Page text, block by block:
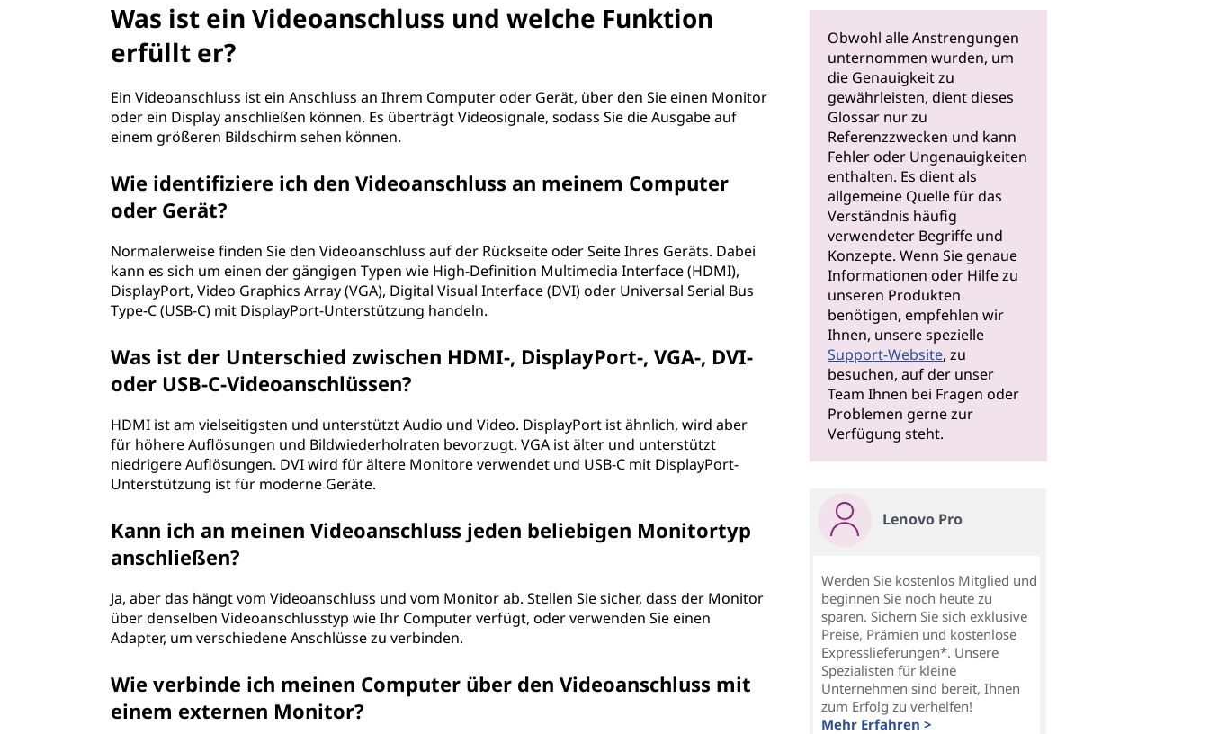
Was ist ein Videoanschluss und welche Funktion
erfüllt er?
Ein Videoanschluss ist ein Anschluss an Ihrem Computer oder Gerät, über den Sie einen Monitor
oder ein Display anschließen können. Es überträgt Videosignale, sodass Sie die Ausgabe auf
einem größeren Bildschirm sehen können.
Wie identifiziere ich den Videoanschluss an meinem Computer
oder Gerät?
Normalerweise finden Sie den Videoanschluss auf der Rückseite oder Seite Ihres Geräts. Dabei
kann es sich um einen der gängigen Typen wie High-Definition Multimedia Interface (HDMI),
DisplayPort, Video Graphics Array (VGA), Digital Visual Interface (DVI) oder Universal Serial Bus
Type-C (USB-C) mit DisplayPort-Unterstützung handeln.
Was ist der Unterschied zwischen HDMI-, DisplayPort-, VGA-, DVI-
oder USB-C-Videoanschlüssen?
HDMI ist am vielseitigsten und unterstützt Audio und Video. DisplayPort ist ähnlich, wird aber
für höhere Auflösungen und Bildwiederholraten bevorzugt. VGA ist älter und unterstützt
niedrigere Auflösungen. DVI wird für ältere Monitore verwendet und USB-C mit DisplayPort-
Unterstützung ist für moderne Geräte.
Kann ich an meinen Videoanschluss jeden beliebigen Monitortyp
anschließen?
Ja, aber das hängt vom Videoanschluss und vom Monitor ab. Stellen Sie sicher, dass der Monitor
über denselben Videoanschlusstyp wie Ihr Computer verfügt, oder verwenden Sie einen
Adapter, um verschiedene Anschlüsse zu verbinden.
Wie verbinde ich meinen Computer über den Videoanschluss mit
einem externen Monitor?
Obwohl alle Anstrengungen
unternommen wurden, um
die Genauigkeit zu
gewährleisten, dient dieses
Glossar nur zu
Referenzzwecken und kann
Fehler oder Ungenauigkeiten
enthalten. Es dient als
allgemeine Quelle für das
Verständnis häufig
verwendeter Begriffe und
Konzepte. Wenn Sie genaue
Informationen oder Hilfe zu
unseren Produkten
benötigen, empfehlen wir
Ihnen, unsere spezielle
Support-Website, zu
besuchen, auf der unser
Team Ihnen bei Fragen oder
Problemen gerne zur
Verfügung steht.
Lenovo Pro
Werden Sie kostenlos Mitglied und
beginnen Sie noch heute zu
sparen. Sichern Sie sich exklusive
Preise, Prämien und kostenlose
Expresslieferungen*. Unsere
Spezialisten für kleine
Unternehmen sind bereit, Ihnen
zum Erfolg zu verhelfen!
Mehr Erfahren >